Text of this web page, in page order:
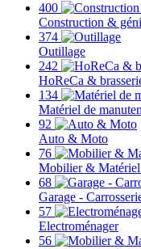
400
Construction &
374
Outillage
242
HoReCa &
134
Matériel de
92
Auto & Moto
76
Mobilier & Matériel
68
Garage -
57
Electroménager
56